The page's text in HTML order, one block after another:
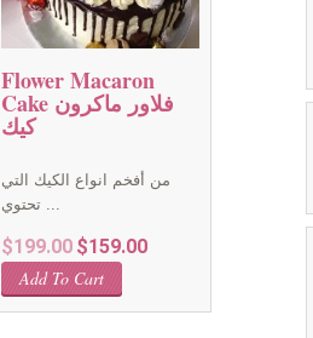
Flower Macaron
Cake فلاور ماكرون
كيك
من أفخم انواع الكيك التي
تحتوي ...
$199.00 Original
price
was:
$159.00Current
Add To Cart